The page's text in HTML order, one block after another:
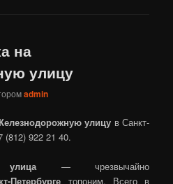
на
улицу
admin
улицу в Санкт-
(812) 922 21 40.
улица— чрезвычайно
Петербурге топоним. Всего в